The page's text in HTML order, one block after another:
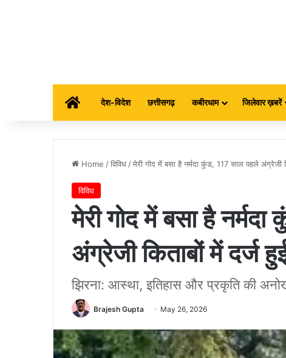
होम देश-विदेश छत्तीसगढ़ कबीरधाम जिलेवार ख़बरें
Home /विविध /मेरी गोद में बसा है नर्मदा कुंड, 117 साल पहले अंग्रेजी
विविध
मेरी गोद में बसा है
अंग्रेजी किताबों में दर्ज
झिरना: आस्था, इतिहास और प्रकृति की
Brajesh Gupta May 26, 2026